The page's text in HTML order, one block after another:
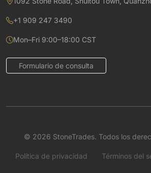
+1 909 247 3490
Mon–Fri 9:00–18:00 CST
Formulario de consulta
© 2026 StoneTrades. Todos los
Política de privacidad Términos del